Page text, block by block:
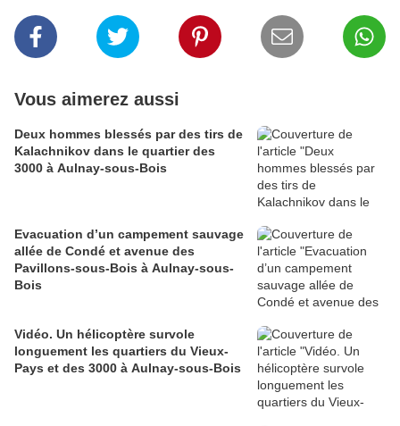
Vous aimerez aussi
Deux hommes blessés par des tirs de
Kalachnikov dans le quartier des
3000 à Aulnay-sous-Bois
Evacuation d’un campement sauvage
allée de Condé et avenue des
Pavillons-sous-Bois à Aulnay-sous-
Bois
Vidéo. Un hélicoptère survole
longuement les quartiers du Vieux-
Pays et des 3000 à Aulnay-sous-Bois